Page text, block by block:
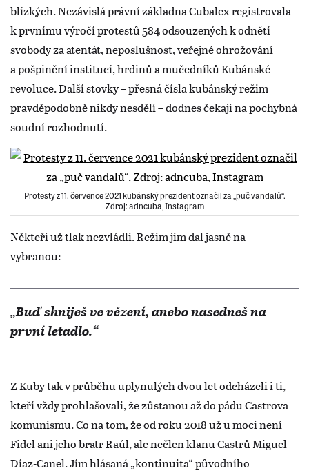
blízkých. Nezávislá právní základna Cubalex registrovala
k prvnímu výročí protestů 584 odsouzených k odnětí
svobody za atentát, neposlušnost, veřejné ohrožování
a pošpinění institucí, hrdinů a mučedníků Kubánské
revoluce. Další stovky – přesná čísla kubánský režim
pravděpodobně nikdy nesdělí – dodnes čekají na pochybná
soudní rozhodnutí.
Protesty z 11. července 2021 kubánský prezident označil za „puč vandalů“.
Zdroj: adncuba, Instagram
Někteří už tlak nezvládli. Režim jim dal jasně na
vybranou:
„Buď shniješ ve vězení, anebo nasedneš na
první letadlo.“
Z Kuby tak v průběhu uplynulých dvou let odcházeli i ti,
kteří vždy prohlašovali, že zůstanou až do pádu Castrova
komunismu. Co na tom, že od roku 2018 už u moci není
Fidel ani jeho bratr Raúl, ale nečlen klanu Castrů Miguel
Díaz-Canel. Jím hlásaná „kontinuita“ původního